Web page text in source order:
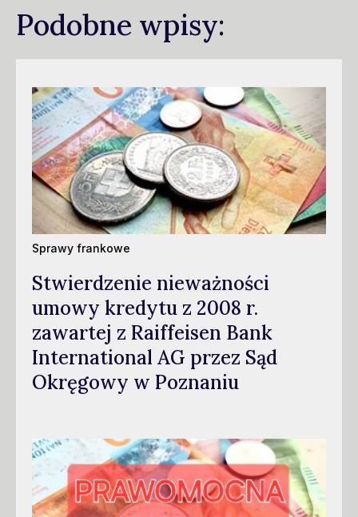
Podobne wpisy:
Sprawy frankowe
Stwierdzenie nieważności
umowy kredytu z 2008 r.
zawartej z Raiffeisen Bank
International AG przez Sąd
Okręgowy w Poznaniu